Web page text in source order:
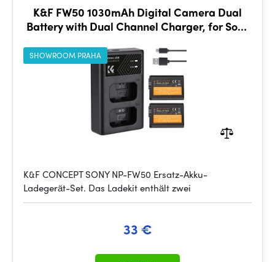
K&F FW50 1030mAh Digital Camera Dual
Battery with Dual Channel Charger, for Sony
SHOWROOM PRAHA
K&F CONCEPT SONY NP-FW50 Ersatz-Akku-
Ladegerät-Set. Das Ladekit enthält zwei
33 €